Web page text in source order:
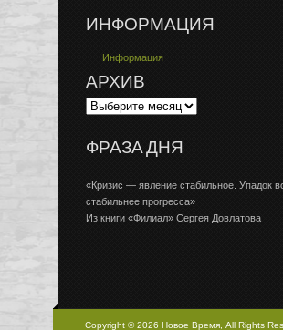
ИНФОРМАЦИЯ
Информация
АРХИВ
ФРАЗА ДНЯ
«Кризис — явление стабильное. Упадок
стабильнее прогресса»
Из книги «Филиал» Сергея Довлатова
Copyright © 2026 Новое Время, All Rights